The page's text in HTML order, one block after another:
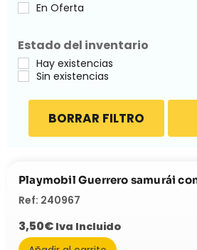
En Oferta
Estado del inventario
Hay existencias
Sin existencias
BORRAR FILTRO
Playmobil Guerrero samurái
Ref: 240967
3,50€ Iva Incluido